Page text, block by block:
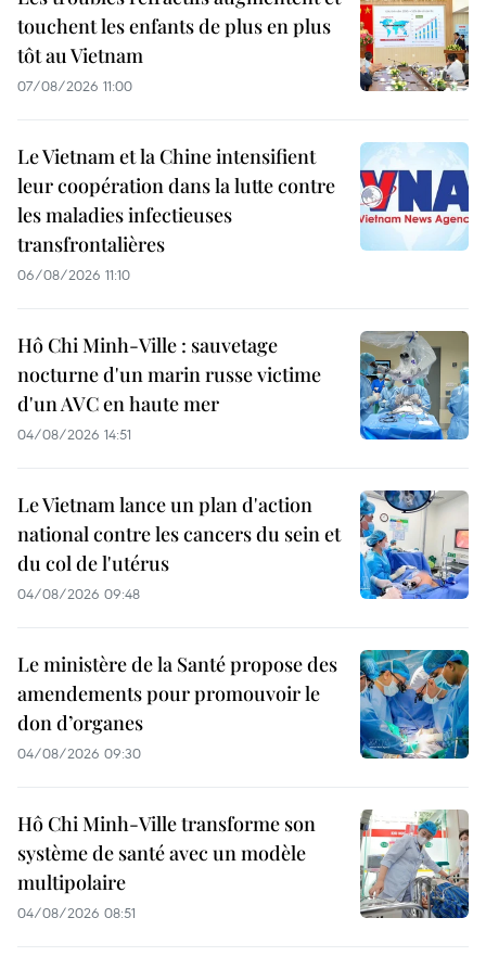
touchent les enfants de plus en plus
tôt au Vietnam
07/08/2026 11:00
Le Vietnam et la Chine intensifient
leur coopération dans la lutte contre
les maladies infectieuses
transfrontalières
06/08/2026 11:10
Hô Chi Minh-Ville : sauvetage
nocturne d'un marin russe victime
d'un AVC en haute mer
04/08/2026 14:51
Le Vietnam lance un plan d'action
national contre les cancers du sein et
du col de l'utérus
04/08/2026 09:48
Le ministère de la Santé propose des
amendements pour promouvoir le
don d’organes
04/08/2026 09:30
Hô Chi Minh-Ville transforme son
système de santé avec un modèle
multipolaire
04/08/2026 08:51